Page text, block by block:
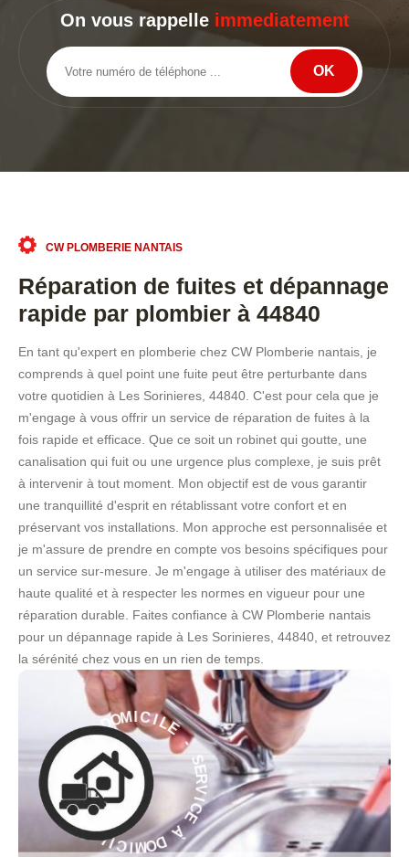
On vous rappelle immediatement
CW PLOMBERIE NANTAIS
Réparation de fuites et dépannage
rapide par plombier à 44840
En tant qu'expert en plomberie chez CW Plomberie nantais, je
comprends à quel point une fuite peut être perturbante dans
votre quotidien à Les Sorinieres, 44840. C'est pour cela que je
m'engage à vous offrir un service de réparation de fuites à la
fois rapide et efficace. Que ce soit un robinet qui goutte, une
canalisation qui fuit ou une urgence plus complexe, je suis prêt
à intervenir à tout moment. Mon objectif est de vous garantir
une tranquillité d'esprit en rétablissant votre confort et en
préservant vos installations. Mon approche est personnalisée et
je m'assure de prendre en compte vos besoins spécifiques pour
un service sur-mesure. Je m'engage à utiliser des matériaux de
haute qualité et à respecter les normes en vigueur pour une
réparation durable. Faites confiance à CW Plomberie nantais
pour un dépannage rapide à Les Sorinieres, 44840, et retrouvez
la sérénité chez vous en un rien de temps.
S
E
R
V
I
E
À
DO
MICIL E -
S
E
R
V
I
C
E
À
D
O
M
I
C
I
L
E
-